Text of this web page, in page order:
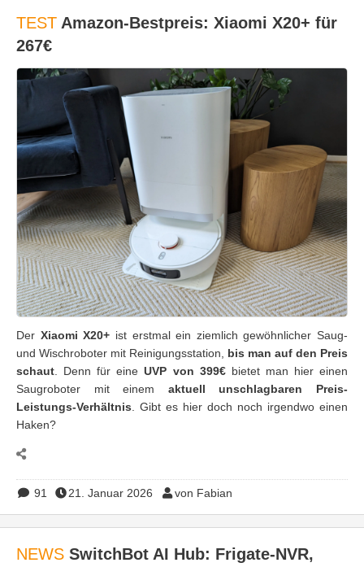
TEST Amazon-Bestpreis: Xiaomi X20+ für
267€
Der Xiaomi X20+ ist erstmal ein ziemlich gewöhnlicher Saug-
und Wischroboter mit Reinigungsstation, bis man auf den Preis
schaut. Denn für eineUVP von 399€bietet man hier einen
Saugroboter mit einem aktuell unschlagbaren Preis-
Leistungs-Verhältnis. Gibt es hier doch noch irgendwo einen
Haken?
91 21. Januar 2026 von Fabian
NEWS SwitchBot AI Hub: Frigate-NVR,